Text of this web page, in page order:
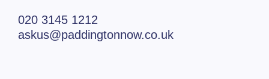
020 3145 1212
askus@paddingtonnow.co.uk